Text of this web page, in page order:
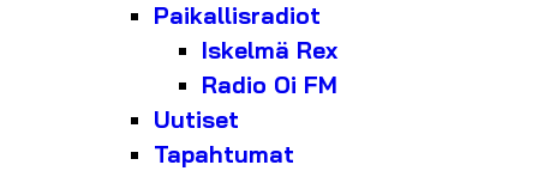
Paikallisradiot
Iskelmä Rex
Radio Oi FM
Uutiset
Tapahtumat